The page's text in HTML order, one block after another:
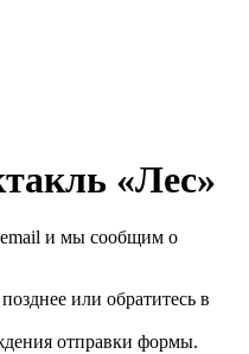
«Лес»
email и мы сообщим о
или обратитесь в
отправки формы.